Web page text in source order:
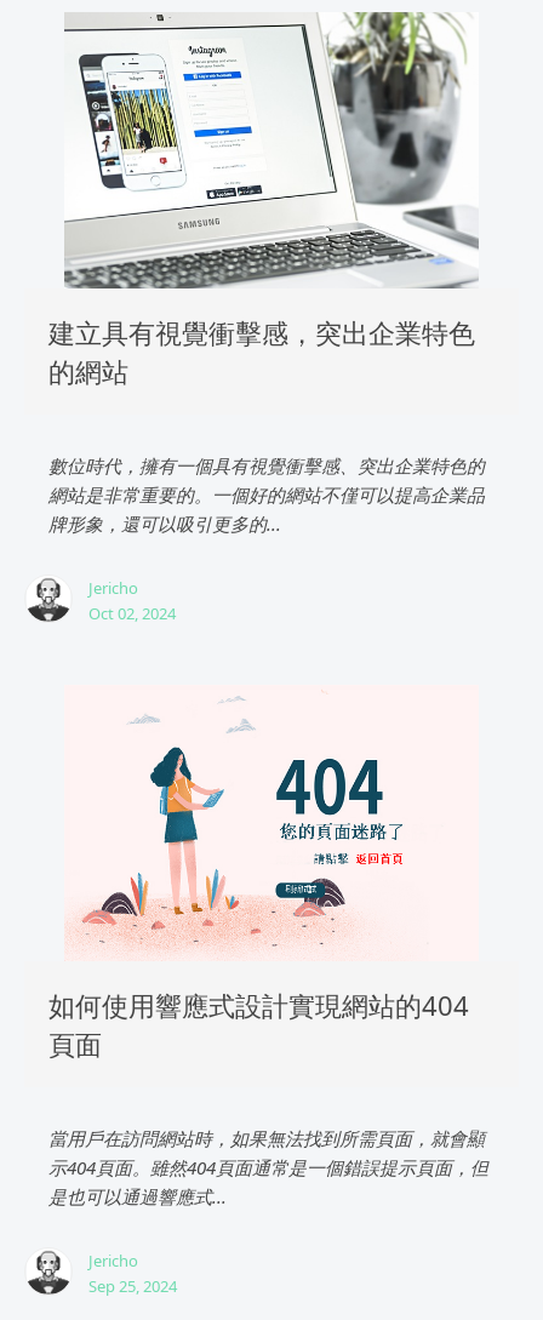
建立具有視覺衝擊感，突出企業特色
的網站
數位時代，擁有一個具有視覺衝擊感、突出企業特色的
網站是非常重要的。一個好的網站不僅可以提高企業品
牌形象，還可以吸引更多的...
Jericho
Oct 02, 2024
如何使用響應式設計實現網站的404
頁面
當用戶在訪問網站時，如果無法找到所需頁面，就會顯
示404頁面。雖然404頁面通常是一個錯誤提示頁面，但
是也可以通過響應式...
Jericho
Sep 25, 2024